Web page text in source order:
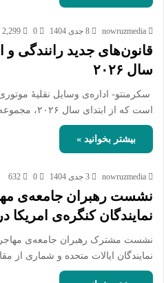
nowruzmedia 8 جدی 1404 0
2,299
قانون‌های جدید رانندگی و
سال ۲۰۲۶
است که از ابتدای سال ۲۰۲۶، مجموعه‌ای از قانون‌های جدید در…
بیشتر بخوانید »
nowruzmedia 3 جدی 1404 0
632
نشست رهبران جامعه‌ی
نمایندگان کنگره‌ی امریکا در
نشست مشترک رهبران جامعه‌ی
نمایندگان ایالات متحده و شماری از